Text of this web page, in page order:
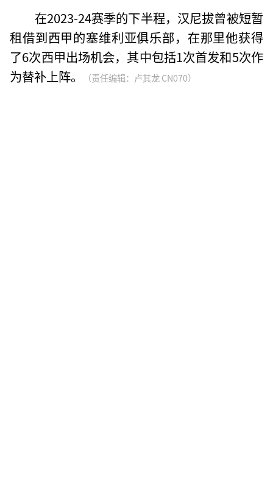
在2023-24赛季的下半程，汉尼拔曾被短暂
租借到西甲的塞维利亚俱乐部，在那里他获得
了6次西甲出场机会，其中包括1次首发和5次作
为替补上阵。
（责任编辑：卢其龙 CN070）